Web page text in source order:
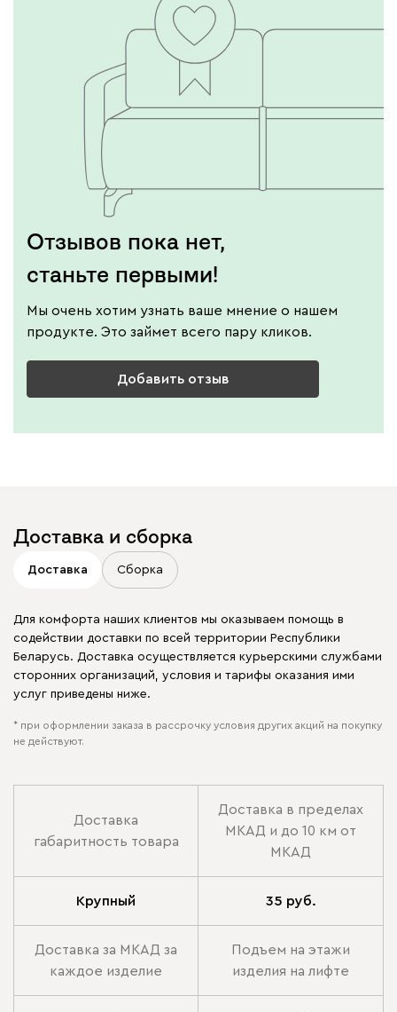
Отзывов пока нет,
станьте первыми!
Мы очень хотим узнать ваше мнение о нашем
продукте. Это займет всего пару кликов.
Добавить отзыв
Доставка и сборка
Доставка Сборка
Для комфорта наших клиентов мы оказываем помощь в
содействии доставки по всей территории Республики
Беларусь. Доставка осуществляется курьерскими службами
сторонних организаций, условия и тарифы оказания ими
услуг приведены ниже.
* при оформлении заказа в рассрочку условия других акций на покупку
не действуют.
Доставка
габаритность товара
Доставка в пределах
МКАД и до 10 км от
МКАД
Крупный 35 руб.
Доставка за МКАД за
каждое изделие
Подъем на этажи
изделия на лифте